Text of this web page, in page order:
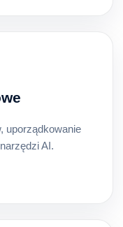
uporządkowanie
AI.